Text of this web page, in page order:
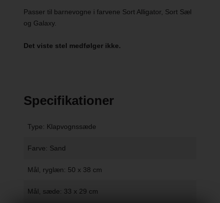
Passer til barnevogne i farvene Sort Alligator, Sort Sæl
og Galaxy.
Det viste stel medfølger ikke.
Specifikationer
Type: Klapvognssæde
Farve: Sand
Mål, ryglæn: 50 x 38 cm
Mål, sæde: 33 x 29 cm